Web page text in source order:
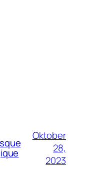
Oktober
28,
2023